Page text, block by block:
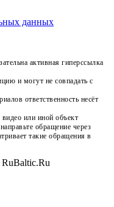
данных
активная гиперссылка
и могут не совпадать с
ответственность несёт
или иной объект
обращение через
такие обращения в